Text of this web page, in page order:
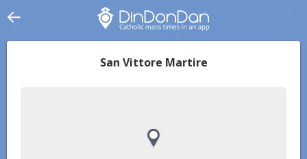
San Vittore Martire